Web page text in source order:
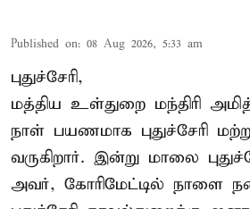
Published on: 08 Aug 2026, 5:33 am
புதுச்சேரி,
மத்திய உள்துறை மந்திரி
நாள் பயணமாக புதுச்சேரி
வருகிறார். இன்று மாலை
அவர், கோரிமேட்டில் நாளை